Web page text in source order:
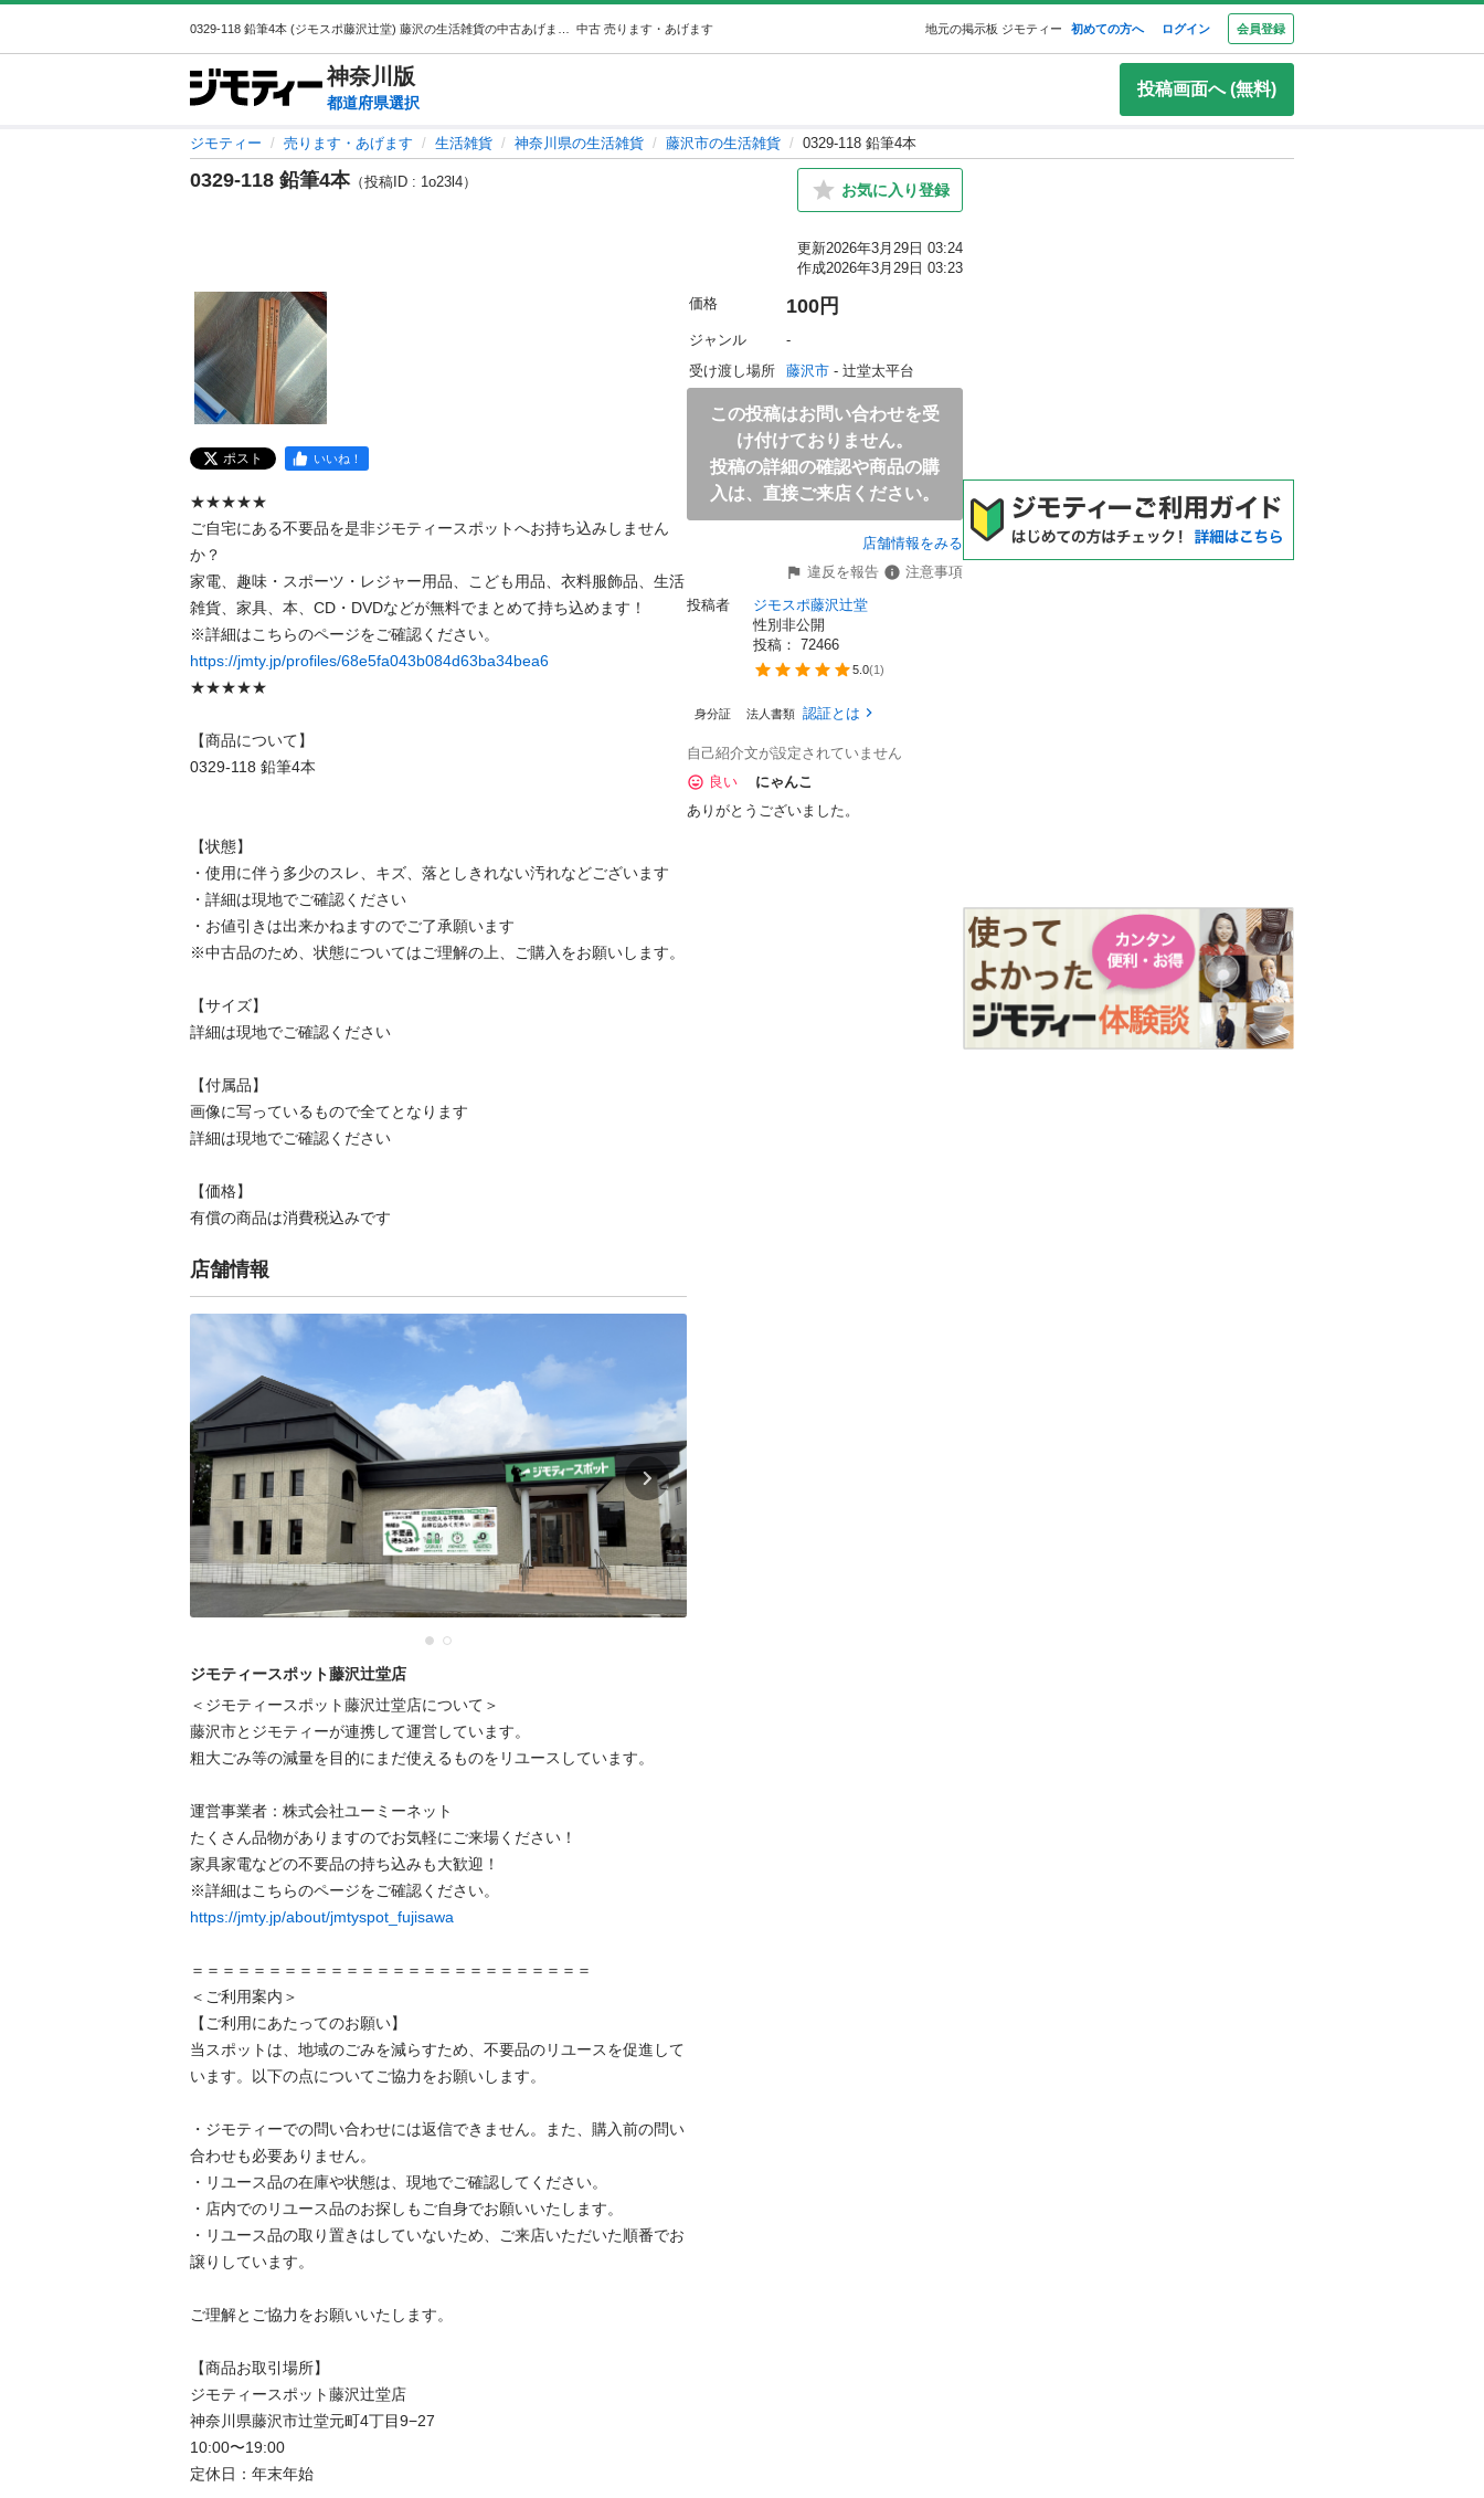
中古 売ります・あげます 地元の掲示板 ジモティー 初めての方へ ログイン 会員登録
神奈川 版
都道府県選択
投稿画面へ (無料)
ジモティー 売ります・あげます 生活雑貨 神奈川県の生活雑貨 藤沢市の生活雑貨 0329-118 鉛筆4本
0329-118 鉛筆4本（投稿ID : 1o23l4） お気に入り登録
更新2026年3月29日 03:24
作成2026年3月29日 03:23
ポスト いいね！
★★★★★
ご自宅にある不要品を是非ジモティースポットへお持ち込みしません
か？
家電、趣味・スポーツ・レジャー用品、こども用品、衣料服飾品、生活
雑貨、家具、本、CD・DVDなどが無料でまとめて持ち込めます！
https://jmty.jp/profiles/68e5fa043b084d63ba34bea6
★★★★★
【商品について】
0329-118 鉛筆4本
【状態】
・使用に伴う多少のスレ、キズ、落としきれない汚れなどございます
・詳細は現地でご確認ください
・お値引きは出来かねますのでご了承願います
※中古品のため、状態についてはご理解の上、ご購入をお願いします。
【サイズ】
詳細は現地でご確認ください
【付属品】
画像に写っているもので全てとなります
詳細は現地でご確認ください
【価格】
有償の商品は消費税込みです
店舗情報
ジモティースポット藤沢辻堂店
＜ジモティースポット藤沢辻堂店について＞
藤沢市とジモティーが連携して運営しています。
粗⼤ごみ等の減量を⽬的にまだ使えるものをリユースしています。
運営事業者：株式会社ユーミーネット
たくさん品物がありますのでお気軽にご来場ください！
家具家電などの不要品の持ち込みも大歓迎！
https://jmty.jp/about/jmtyspot_fujisawa
＝＝＝＝＝＝＝＝＝＝＝＝＝＝＝＝＝＝＝＝＝＝＝＝＝＝
＜ご利用案内＞
【ご利用にあたってのお願い】
当スポットは、地域のごみを減らすため、不要品のリユースを促進して
います。以下の点についてご協力をお願いします。
・ジモティーでの問い合わせには返信できません。また、購入前の問い
合わせも必要ありません。
・リユース品の在庫や状態は、現地でご確認してください。
・店内でのリユース品のお探しもご自身でお願いいたします。
・リユース品の取り置きはしていないため、ご来店いただいた順番でお
譲りしています。
ご理解とご協力をお願いいたします。
【商品お取引場所】
ジモティースポット藤沢辻堂店
神奈川県藤沢市辻堂元町4丁目9−27
10:00〜19:00
定休日：年末年始
価格 100円
ジャンル
-
受け渡し場所
藤沢市 - 辻堂太平台
この投稿はお問い合わせを受
け付けておりません。
投稿の詳細の確認や商品の購
入は、直接ご来店ください。
店舗情報をみる
違反を報告
注意事項
投稿者
ジモスポ藤沢辻堂
性別非公開
投稿： 72466
5.0(1)
身分証 法人書類 認証とは
自己紹介文が設定されていません
良い
にゃんこ
ありがとうございました。